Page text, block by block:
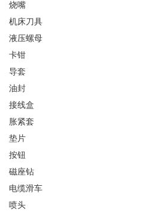
烧嘴
机床刀具
液压螺母
卡钳
导套
油封
接线盒
胀紧套
垫片
按钮
磁座钻
电缆滑车
喷头